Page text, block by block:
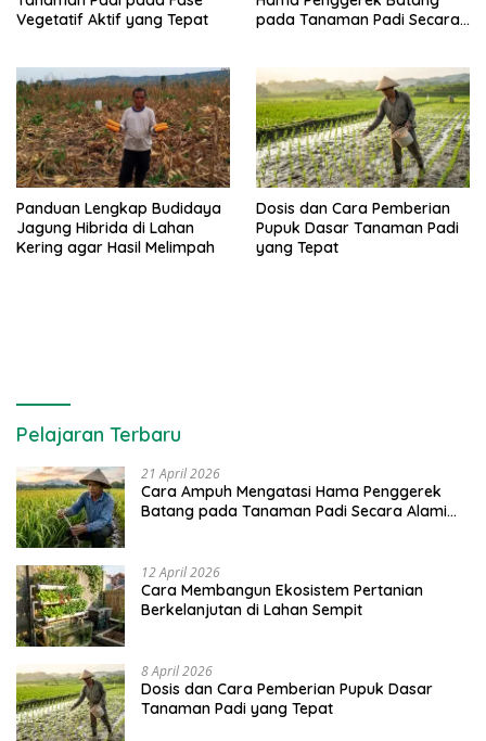
Vegetatif Aktif yang Tepat
pada Tanaman Padi Secara
Panduan Lengkap Budidaya
Jagung Hibrida di Lahan
Kering agar Hasil Melimpah
Dosis dan Cara Pemberian
Pupuk Dasar Tanaman Padi
yang Tepat
Pelajaran Terbaru
21 April 2026
Cara Ampuh Mengatasi Hama Penggerek
Batang pada Tanaman Padi Secara Alami
12 April 2026
Cara Membangun Ekosistem Pertanian
Berkelanjutan di Lahan Sempit
8 April 2026
Dosis dan Cara Pemberian Pupuk Dasar
Tanaman Padi yang Tepat